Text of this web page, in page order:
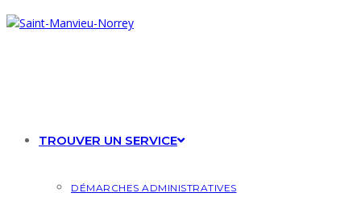
Skip
to
TROUVER UN SERVICE
DÉMARCHES ADMINISTRATIVES